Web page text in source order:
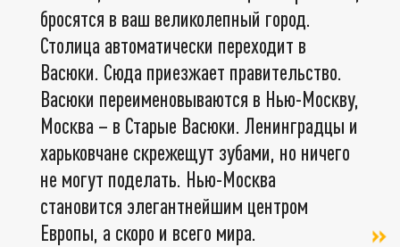
бросятся в ваш великолепный город.
Столица автоматически переходит в
Васюки. Сюда приезжает правительство.
Васюки переименовываются в Нью-Москву,
Москва – в Старые Васюки. Ленинградцы и
харьковчане скрежещут зубами, но ничего
не могут поделать. Нью-Москва
становится элегантнейшим центром
Европы, а скоро и всего мира.